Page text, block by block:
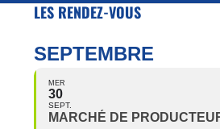
LES RENDEZ-VOUS
SEPTEMBRE
MER
30
SEPT.
MARCHÉ DE